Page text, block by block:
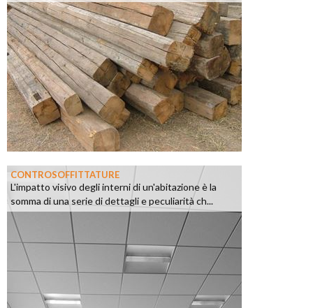
CONTROSOFFITTATURE
L'impatto visivo degli interni di un'abitazione è la
somma di una serie di dettagli e peculiarità ch...